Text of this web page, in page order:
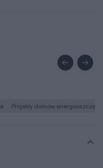
Projekty domów